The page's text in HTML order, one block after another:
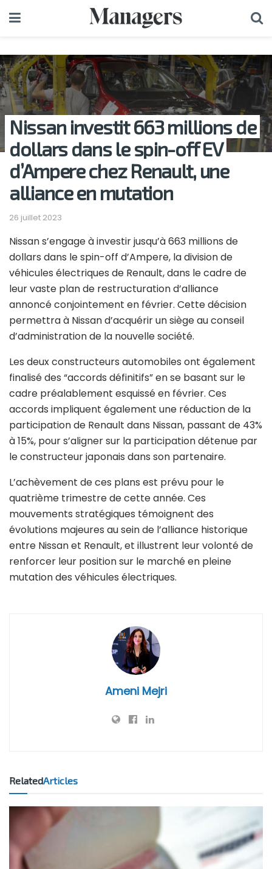
Nissan investit 663 millions de
dollars dans le spin-off EV
d’Ampere chez Renault, une
alliance en mutation
26 juillet 2023
Nissan s’engage à investir jusqu’à 663 millions de
dollars dans le spin-off d’Ampere, la division de
véhicules électriques de Renault, dans le cadre de
leur vaste plan de restructuration d’alliance
annoncé conjointement en février. Cette décision
permettra à Nissan d’acquérir un siège au conseil
d’administration de la nouvelle société.
Les deux constructeurs automobiles ont également
finalisé des “accords définitifs” en se basant sur le
cadre préalablement esquissé en février. Ces
accords impliquent également une réduction de la
participation de Renault dans Nissan, passant de 43%
à 15%, pour s’aligner sur la participation détenue par
le constructeur japonais dans son partenaire.
L’achèvement de ces plans est prévu pour le
quatrième trimestre de cette année. Ces
mouvements stratégiques témoignent des
évolutions majeures au sein de l’alliance historique
entre Nissan et Renault, et illustrent leur volonté de
renforcer leur position sur le marché en pleine
mutation des véhicules électriques.
Ameni Mejri
RelatedArticles